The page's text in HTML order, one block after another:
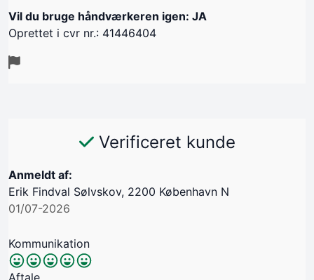
Vil du bruge håndværkeren igen: JA
Oprettet i cvr nr.: 41446404
Verificeret kunde
Anmeldt af:
Erik Findval Sølvskov, 2200 København N
01/07-2026
Kommunikation
Aftale